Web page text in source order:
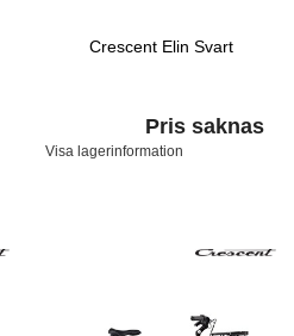
Crescent Elin Svart
Pris saknas
Visa lagerinformation